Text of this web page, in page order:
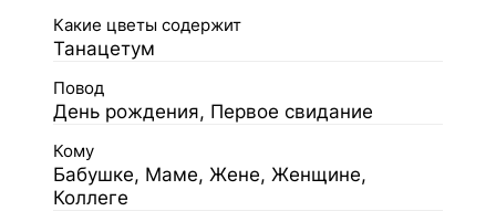
Какие цветы содержит
Танацетум
Повод
День рождения, Первое свидание
Кому
Бабушке, Маме, Жене, Женщине,
Коллеге